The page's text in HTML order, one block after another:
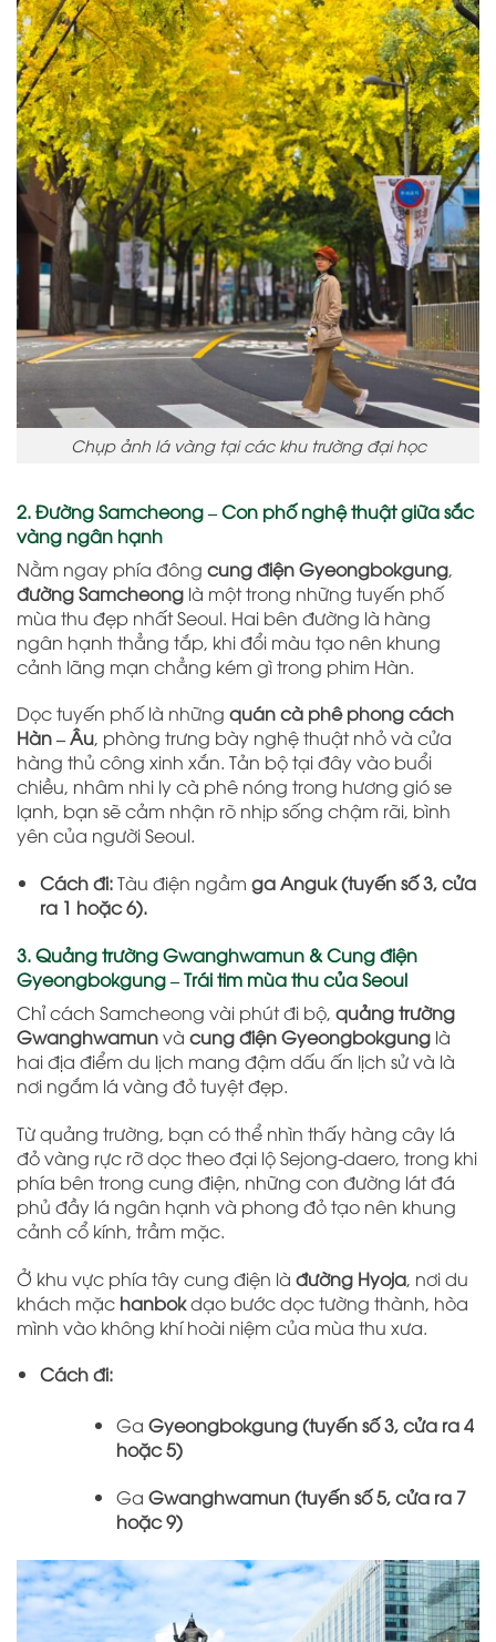
Chụp ảnh lá vàng tại các khu trường đại học
2. Đường Samcheong – Con phố nghệ thuật giữa sắc
vàng ngân hạnh
Nằm ngay phía đông cung điện Gyeongbokgung,
đường Samcheong là một trong những tuyến phố
mùa thu đẹp nhất Seoul. Hai bên đường là hàng
ngân hạnh thẳng tắp, khi đổi màu tạo nên khung
cảnh lãng mạn chẳng kém gì trong phim Hàn.
Dọc tuyến phố là những quán cà phê phong cách
Hàn – Âu, phòng trưng bày nghệ thuật nhỏ và cửa
hàng thủ công xinh xắn. Tản bộ tại đây vào buổi
chiều, nhâm nhi ly cà phê nóng trong hương gió se
lạnh, bạn sẽ cảm nhận rõ nhịp sống chậm rãi, bình
yên của người Seoul.
Cách đi:Tàu điện ngầm ga Anguk (tuyến số 3, cửa
ra 1 hoặc 6).
3. Quảng trường Gwanghwamun & Cung điện
Gyeongbokgung – Trái tim mùa thu của Seoul
Chỉ cách Samcheong vài phút đi bộ, quảng trường
Gwanghwamunvà cung điện Gyeongbokgung là
hai địa điểm du lịch mang đậm dấu ấn lịch sử và là
nơi ngắm lá vàng đỏ tuyệt đẹp.
Từ quảng trường, bạn có thể nhìn thấy hàng cây lá
đỏ vàng rực rỡ dọc theo đại lộ Sejong-daero, trong khi
phía bên trong cung điện, những con đường lát đá
phủ đầy lá ngân hạnh và phong đỏ tạo nên khung
cảnh cổ kính, trầm mặc.
Ở khu vực phía tây cung điện là đường Hyoja, nơi du
khách mặc hanbokdạo bước dọc tường thành, hòa
mình vào không khí hoài niệm của mùa thu xưa.
Cách đi:
Ga Gyeongbokgung (tuyến số 3, cửa ra 4
hoặc 5)
Ga Gwanghwamun (tuyến số 5, cửa ra 7
hoặc 9)